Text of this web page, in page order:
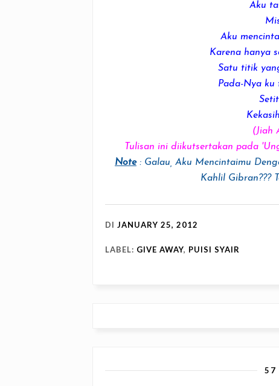
Aku
Aku
Karena hanya
Satu titik
Pada-Nya
Kekasih
(Jiah
Tulisan ini diikutsertakan pada '
Note: Galau, Aku Mencintaimu
Kahlil Gibran???
DI JANUARY 25, 2012
LABEL: GIVE AWAY, PUISI SYAIR
57